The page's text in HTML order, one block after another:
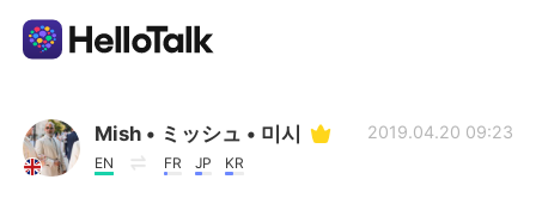
Aplicativo de troca de idioma
AI Grammar Checker
Mish • ミッシュ • 미시
EN FR JP KR
2019.04.20 09:23